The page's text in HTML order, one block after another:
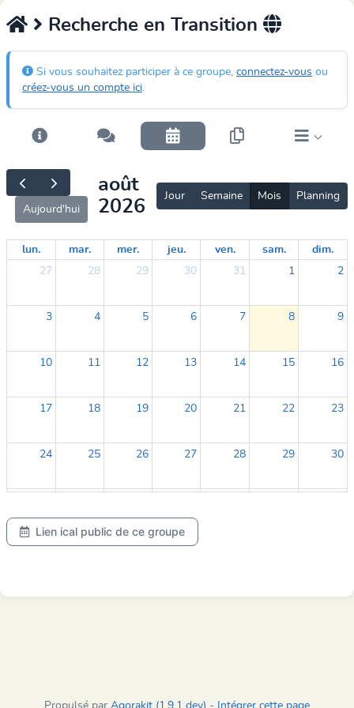
Recherche en Transition
Si vous souhaitez participer à ce groupe, connectez-vous ou
créez-vous un compte ici.
Aujourd'hui
août
2026
Jour Semaine Mois Planning
lun. mar. mer. jeu. ven. sam.
dim.
27
28 29 30 31 1 2
3 4 5 6 7 8 9
10 11 12 13 14 15 16
17 18 19 20 21 22 23
24 25 26 27 28 29 30
Lien ical public de ce groupe